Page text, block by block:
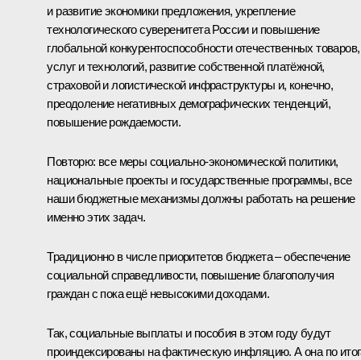
и развитие экономики предложения, укрепление
технологического суверенитета России и повышение
глобальной конкурентоспособности отечественных товаров,
услуг и технологий, развитие собственной платёжной,
страховой и логистической инфраструктуры и, конечно,
преодоление негативных демографических тенденций,
повышение рождаемости.
Повторю: все меры социально-экономической политики,
национальные проекты и государственные программы, все
наши бюджетные механизмы должны работать на решение
именно этих задач.
Традиционно в числе приоритетов бюджета – обеспечение
социальной справедливости, повышение благополучия
граждан с пока ещё невысокими доходами.
Так, социальные выплаты и пособия в этом году будут
проиндексированы на фактическую инфляцию. А она по